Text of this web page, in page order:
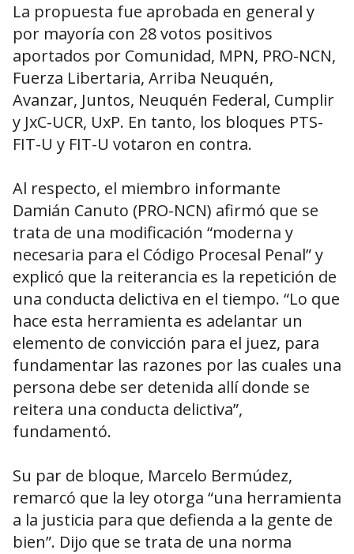
La propuesta fue aprobada en general y
por mayoría con 28 votos positivos
aportados por Comunidad, MPN, PRO-NCN,
Fuerza Libertaria, Arriba Neuquén,
Avanzar, Juntos, Neuquén Federal, Cumplir
y JxC-UCR, UxP. En tanto, los bloques PTS-
FIT-U y FIT-U votaron en contra.
Al respecto, el miembro informante
Damián Canuto (PRO-NCN) afirmó que se
trata de una modificación “moderna y
necesaria para el Código Procesal Penal” y
explicó que la reiterancia es la repetición de
una conducta delictiva en el tiempo. “Lo que
hace esta herramienta es adelantar un
elemento de convicción para el juez, para
fundamentar las razones por las cuales una
persona debe ser detenida allí donde se
reitera una conducta delictiva”,
fundamentó.
Su par de bloque, Marcelo Bermúdez,
remarcó que la ley otorga “una herramienta
a la justicia para que defienda a la gente de
bien”. Dijo que se trata de una norma